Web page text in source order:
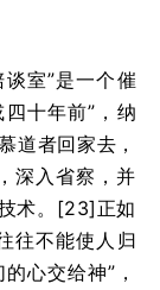
室”是一个催
十年前”，纳
道者回家去，
深入省察，并
术。[23]正如
往不能使人归
心交给神”，